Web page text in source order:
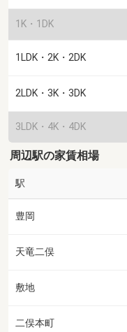
1K・1DK
1LDK・2K・2DK
2LDK・3K・3DK
3LDK・4K・4DK
周辺駅の家賃相場
駅
豊岡
天竜二俣
敷地
二俣本町